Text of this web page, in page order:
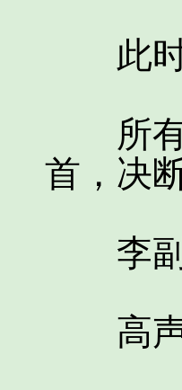
此时
所有
首，决
李副
高声